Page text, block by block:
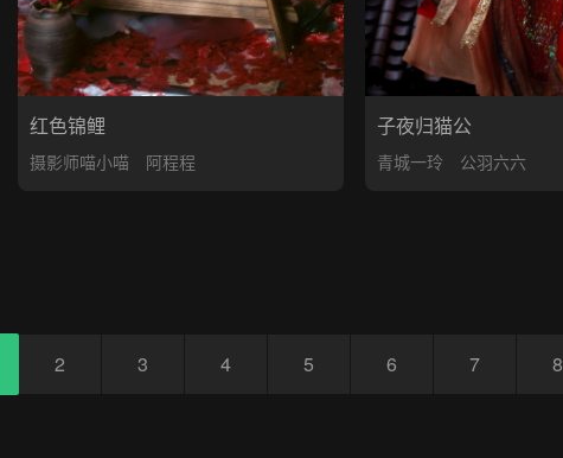
红色锦鲤
摄影师喵小喵 阿程程
子夜归猫公
青城一玲 公羽六六
2 3 4 5 6 7 8